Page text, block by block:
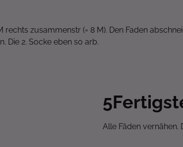
rechts zusammenstr (= 8 M). Den Faden
Die 2. Socke eben so arb.
5
Alle Fäden vernähen.